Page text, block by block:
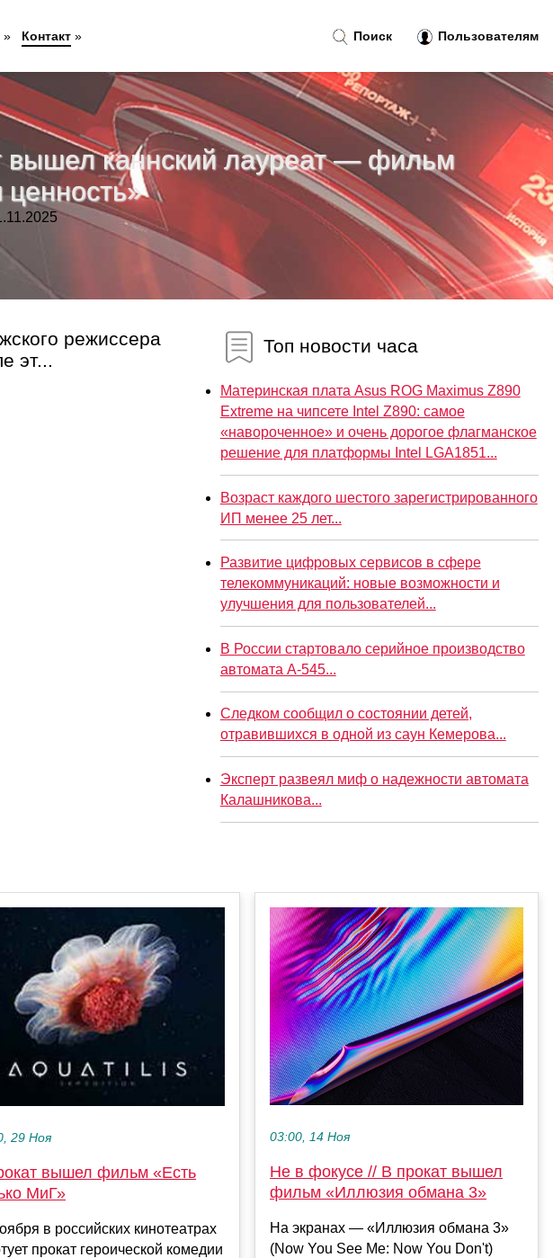
вышел каннский лауреат — фильм
режиссера
эт...
Топ новости часа
Материнская плата Asus ROG Maximus Z890
Extreme на чипсете Intel Z890: самое
«навороченное» и очень дорогое флагманское
решение для платформы Intel LGA1851...
Возраст каждого шестого зарегистрированного
ИП менее 25 лет...
Развитие цифровых сервисов в сфере
телекоммуникаций: новые возможности и
улучшения для пользователей...
В России стартовало серийное производство
автомата А-545...
Следком сообщил о состоянии детей,
отравившихся в одной из саун Кемерова...
Эксперт развеял миф о надежности автомата
Калашникова...
29 Ноя
вышел фильм «Есть
МиГ»
в российских кинотеатрах
прокат героической комедии
03:00, 14 Ноя
Не в фокусе // В прокат вышел
фильм «Иллюзия обмана 3»
На экранах — «Иллюзия обмана 3»
(Now You See Me: Now You Don't)
Поиск Пользователям
» Контакт»